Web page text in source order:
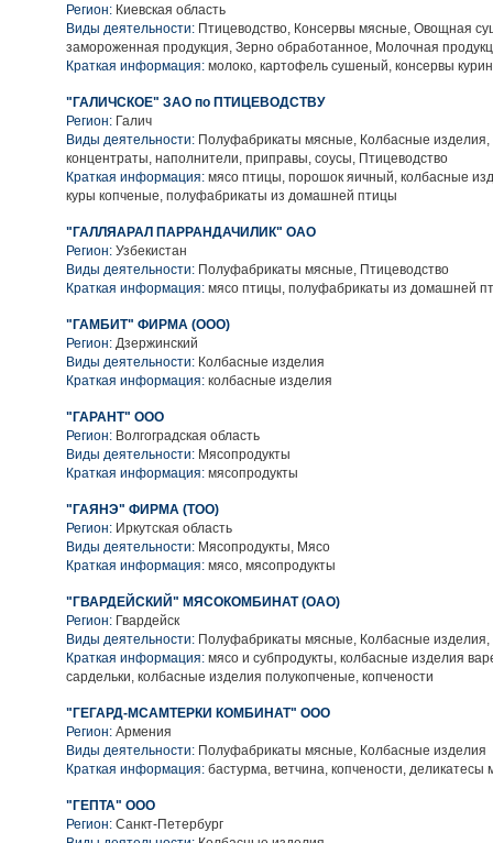
Регион: Киевская область
Виды деятельности: Птицеводство, Консервы мясные, Овощная
замороженная продукция, Зерно обработанное, Молочная
Краткая информация: молоко, картофель сушеный, консервы
"ГАЛИЧСКОЕ" ЗАО по ПТИЦЕВОДСТВУ
Регион: Галич
Виды деятельности: Полуфабрикаты мясные, Колбасные
концентраты, наполнители, приправы, соусы, Птицеводство
Краткая информация: мясо птицы, порошок яичный, колбасные
куры копченые, полуфабрикаты из домашней птицы
"ГАЛЛЯАРАЛ ПАРРАНДАЧИЛИК" ОАО
Регион: Узбекистан
Виды деятельности: Полуфабрикаты мясные, Птицеводство
Краткая информация: мясо птицы, полуфабрикаты из домашней
"ГАМБИТ" ФИРМА (ООО)
Регион: Дзержинский
Виды деятельности: Колбасные изделия
Краткая информация: колбасные изделия
"ГАРАНТ" ООО
Регион: Волгоградская область
Виды деятельности: Мясопродукты
Краткая информация: мясопродукты
"ГАЯНЭ" ФИРМА (ТОО)
Регион: Иркутская область
Виды деятельности: Мясопродукты, Мясо
Краткая информация: мясо, мясопродукты
"ГВАРДЕЙСКИЙ" МЯСОКОМБИНАТ (ОАО)
Регион: Гвардейск
Виды деятельности: Полуфабрикаты мясные, Колбасные
Краткая информация: мясо и субпродукты, колбасные изделия
сардельки, колбасные изделия полукопченые, копчености
"ГЕГАРД-МСАМТЕРКИ КОМБИНАТ" ООО
Регион: Армения
Виды деятельности: Полуфабрикаты мясные, Колбасные изделия
Краткая информация: бастурма, ветчина, копчености, деликатесы
"ГЕПТА" ООО
Регион: Санкт-Петербург